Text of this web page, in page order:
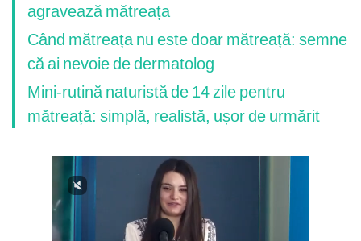
agravează mătreața
Când mătreața nu este doar mătreață: semne
că ai nevoie de dermatolog
Mini-rutină naturistă de 14 zile pentru
mătreață: simplă, realistă, ușor de urmărit